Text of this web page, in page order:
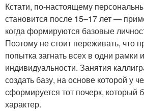
Кстати, по-настоящему
становится после 15–17 лет —
когда формируются базовые
Поэтому не стоит переживать, что
попытка загнать всех в одни рамки
индивидуальности. Занятия
создать базу, на основе которой у
сформируется тот почерк, который
характер.